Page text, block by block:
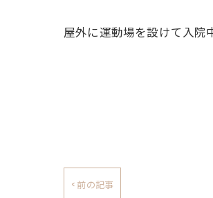
屋外に運動場を設けて入院
< 前の記事